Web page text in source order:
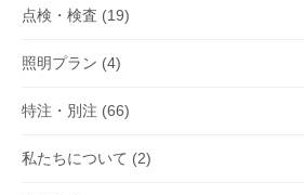
点検・検査 (19)
照明プラン (4)
特注・別注 (66)
私たちについて (2)